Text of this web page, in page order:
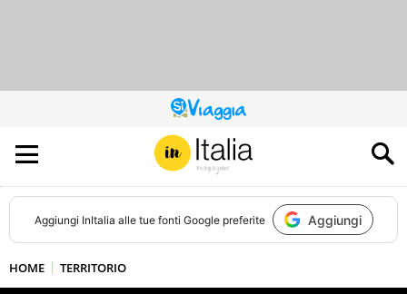
QUESTO
SITO
CONTRIBUISCE
ALL’AUDIENCE
DI
Aggiungi InItalia alle tue fonti Google preferite Aggiungi
HOME TERRITORIO